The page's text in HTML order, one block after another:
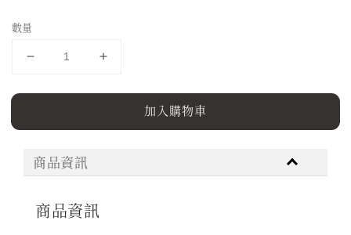
數量
加入購物車
商品資訊
商品資訊